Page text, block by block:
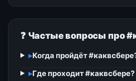
❓ Частые вопросы про
▸Когда пройдёт
▸Где проходит #каквсбере?